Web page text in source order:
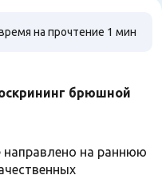
на прочтение 1 мин
брюшной
направлено на раннюю